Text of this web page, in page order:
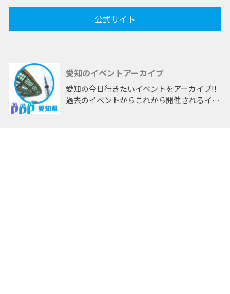
公式サイト
愛知のイベントアーカイブ
愛知の今日行きたいイベントをアーカイブ!!
過去のイベントからこれから開催されるイベ